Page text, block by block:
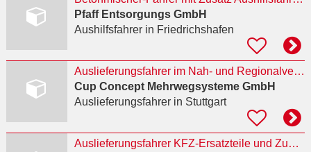
Pfaff Entsorgungs GmbH
Aushilfsfahrerin Friedrichshafen
Auslieferungsfahrer im Nah- und Regionalverkehr (m/w/d)
Cup Concept Mehrwegsysteme GmbH
Auslieferungsfahrerin Stuttgart
Auslieferungsfahrer KFZ-Ersatzteile und Zubehör (m/w/d)